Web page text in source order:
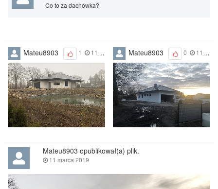
Co to za dachówka?
Mateu8903 1 11 marca 2019 Mateu8903 0 11 marca 2019
Mateu8903 opublikował(a) plik.
11 marca 2019